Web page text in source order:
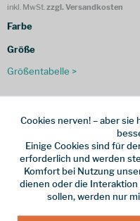
inkl. MwSt.zzgl. Versandkosten
Farbe
Größe
Größentabelle >
Merken
Hersteller-Nr.:
weitere Modelle:
Cookies nerven! – aber
Einige Cookies sind für
erforderlich und werden
Komfort bei Nutzung
dienen oder die
sollen, werden nur